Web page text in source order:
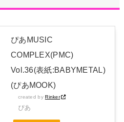
ゃなくてバンドのボーカルならよか
のセミをずっと気にしてたｗ【乃木
クシーﾃﾞｶﾊﾟｲ投稿！やっぱりお◯ぱい
NEW!
「METAL FORTH (DELUXE
ぴあMUSIC
COMPLEX(PMC)
Vol.36(表紙:BABYMETAL)
(ぴあMOOK)
created byRinker
ぴあ